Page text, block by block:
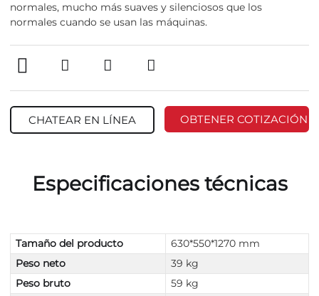
normales, mucho más suaves y silenciosos que los
normales cuando se usan las máquinas.
CHATEAR EN LÍNEA OBTENER COTIZACIÓN
Especificaciones técnicas
Tamaño del producto
630*550*1270 mm
Peso neto
39 kg
Peso bruto
59 kg